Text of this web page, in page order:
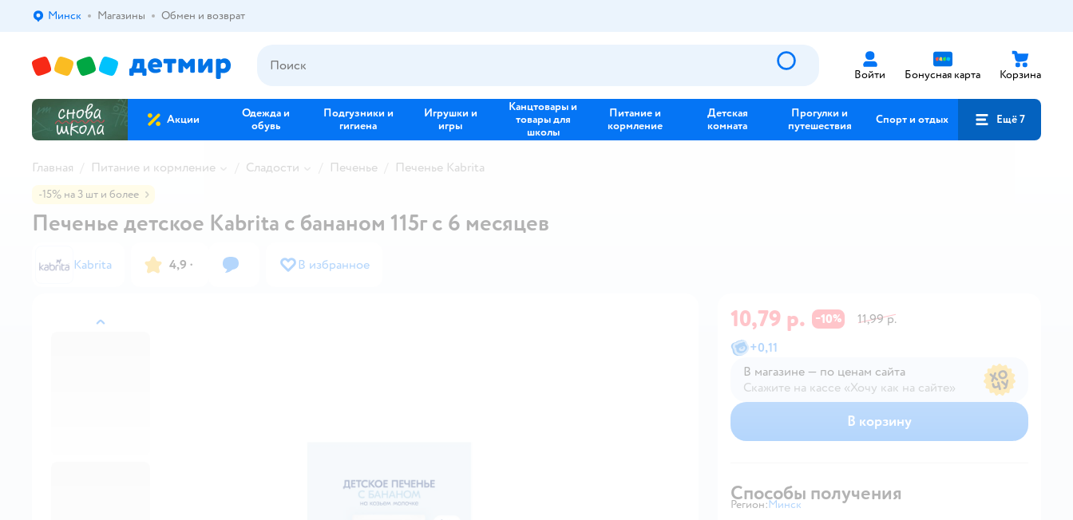
Выбор адреса доставки.
Минск Магазины Обмен и возврат
Войти Бонусная карта Корзина
Акции
Одежда и
обувь
Подгузники и
гигиена
Игрушки и
игры
Канцтовары и
товары для
школы
Питание и
кормление
Детская
комната
Прогулки и
путешествия
Спорт и отдых Ещё 7
Главная Питание и кормление Сладости Печенье Печенье Kabrita
назад
-15% на 3 шт и более
Печенье детское Kabrita с бананом 115г с 6 месяцев
Kabrita 4,9 · В избранное
10,79 р. −10%
11,99 р.
+0,11
В магазине — по ценам сайта
Скажите на кассе «Хочу как на сайте»
В магазине — по ценам сайта
В корзину
Способы получения
Регион: Выбор адреса доставки.
Минск